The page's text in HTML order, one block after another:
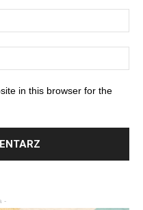
in this browser for the
-